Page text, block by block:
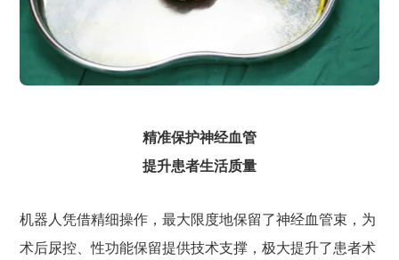
精准保护神经血管
提升患者生活质量
机器人凭借精细操作，最大限度地保留了神经血管束，为
术后尿控、性功能保留提供技术支撑，极大提升了患者术